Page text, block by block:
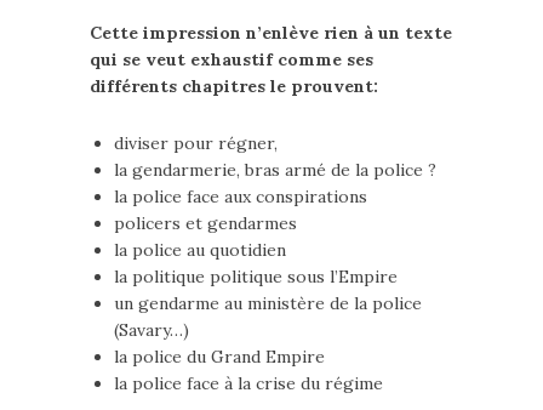
Cette impression n’enlève rien à un texte
qui se veut exhaustif comme ses
différents chapitres le prouvent:
diviser pour régner,
la gendarmerie, bras armé de la police ?
la police face aux conspirations
policers et gendarmes
la police au quotidien
la politique politique sous l’Empire
un gendarme au ministère de la police
(Savary…)
la police du Grand Empire
la police face à la crise du régime